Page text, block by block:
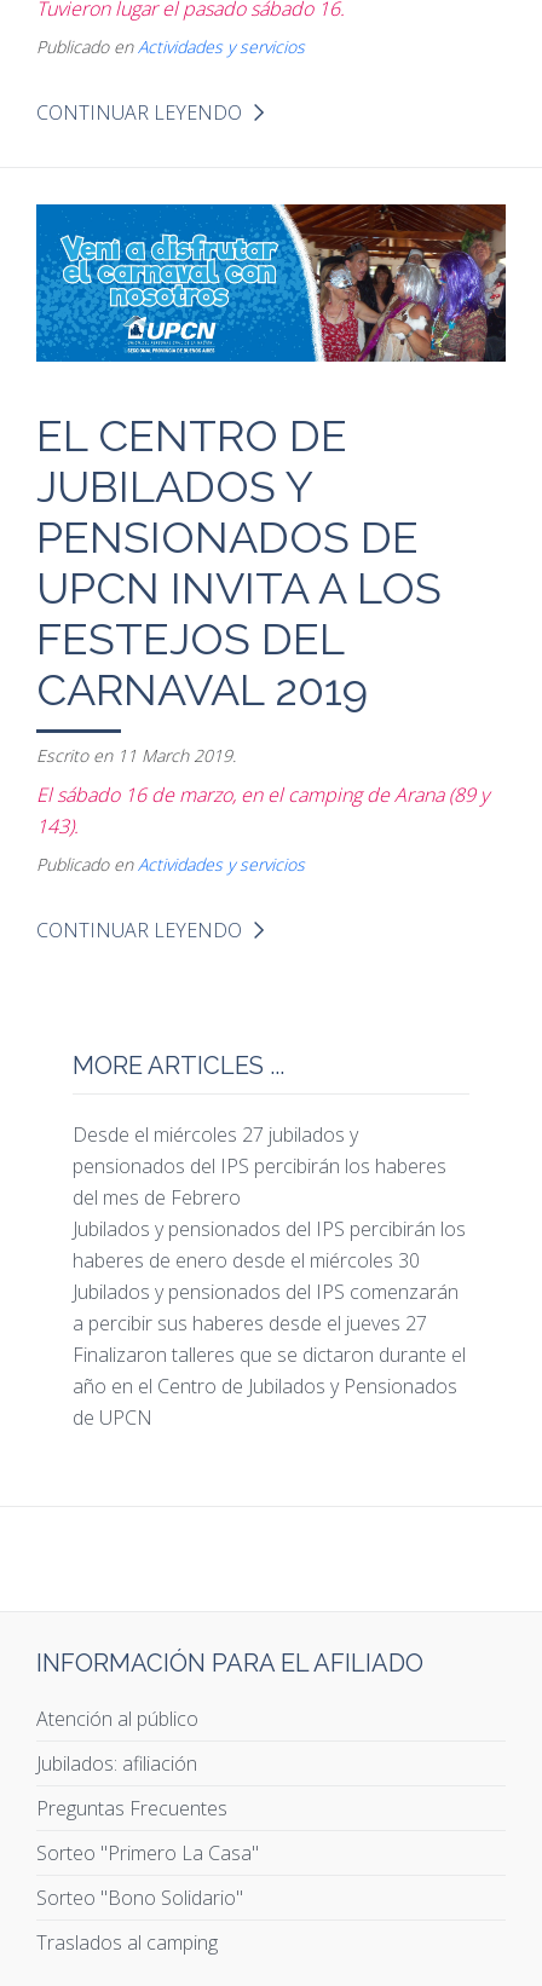
Tuvieron lugar el pasado sábado 16.
Publicado enActividades y servicios
CONTINUAR LEYENDO
EL CENTRO DE
JUBILADOS Y
PENSIONADOS DE
UPCN INVITA A LOS
FESTEJOS DEL
CARNAVAL 2019
Escrito en 11 March 2019.
El sábado 16 de marzo, en el camping de Arana (89 y
143).
Publicado enActividades y servicios
CONTINUAR LEYENDO
MORE ARTICLES ...
Desde el miércoles 27 jubilados y
pensionados del IPS percibirán los haberes
del mes de Febrero
Jubilados y pensionados del IPS percibirán los
haberes de enero desde el miércoles 30
Jubilados y pensionados del IPS comenzarán
a percibir sus haberes desde el jueves 27
Finalizaron talleres que se dictaron durante el
año en el Centro de Jubilados y Pensionados
de UPCN
INFORMACIÓN PARA EL AFILIADO
Atención al público
Jubilados: afiliación
Preguntas Frecuentes
Sorteo "Primero La Casa"
Sorteo "Bono Solidario"
Traslados al camping